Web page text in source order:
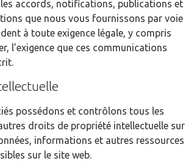
accords, notifications, publications et
que nous vous fournissons par voie
à toute exigence légale, y compris
l’exigence que ces communications
possédons et contrôlons tous les
droits de propriété intellectuelle sur
informations et autres ressources
sur le site web.